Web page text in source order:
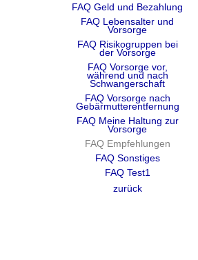
FAQ Geld und Bezahlung
FAQ Lebensalter und
Vorsorge
FAQ Risikogruppen bei
der Vorsorge
FAQ Vorsorge vor,
während und nach
Schwangerschaft
FAQ Vorsorge nach
Gebärmutterentfernung
FAQ Meine Haltung zur
Vorsorge
FAQ Empfehlungen
FAQ Sonstiges
FAQ Test1
zurück